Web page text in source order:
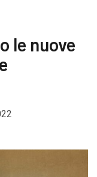
le nuove